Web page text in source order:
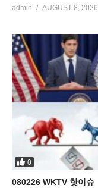
admin AUGUST 8, 2026
0
080226 WKTV 핫이슈